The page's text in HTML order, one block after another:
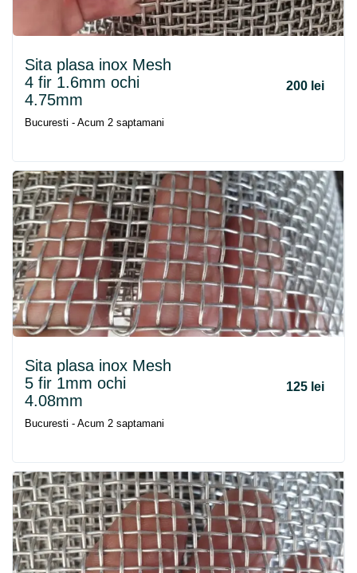
Sita plasa inox Mesh
4 fir 1.6mm ochi
4.75mm
200 lei
Bucuresti - Acum 2 saptamani
Sita plasa inox Mesh
5 fir 1mm ochi
4.08mm
125 lei
Bucuresti - Acum 2 saptamani